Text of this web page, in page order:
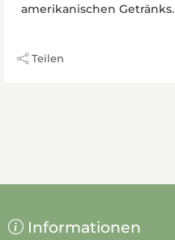
amerikanischen Getränks.
Teilen
Informationen